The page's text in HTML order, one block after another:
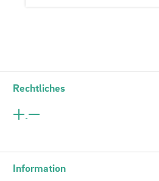
Rechtliches
Information